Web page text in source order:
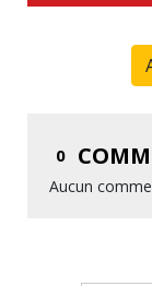
0
Aucun